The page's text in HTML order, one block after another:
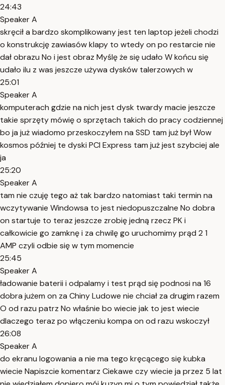
24:43
Speaker A
skręcił a bardzo skomplikowany jest ten laptop jeżeli chodzi
o konstrukcję zawiasów klapy to wtedy on po restarcie nie
dał obrazu No i jest obraz Myślę że się udało W końcu się
udało ilu z was jeszcze używa dysków talerzowych w
25:01
Speaker A
komputerach gdzie na nich jest dysk twardy macie jeszcze
takie sprzęty mówię o sprzętach takich do pracy codziennej
bo ja już wiadomo przeskoczyłem na SSD tam już był Wow
kosmos później te dyski PCI Express tam już jest szybciej ale
ja
25:20
Speaker A
tam nie czuję tego aż tak bardzo natomiast taki termin na
wczytywanie Windowsa to jest niedopuszczalne No dobra
on startuje to teraz jeszcze zrobię jedną rzecz PK i
całkowicie go zamknę i za chwilę go uruchomimy prąd 2 1
AMP czyli odbie się w tym momencie
25:45
Speaker A
ładowanie baterii i odpalamy i test prąd się podnosi na 16
dobra jużem on za Chiny Ludowe nie chciał za drugim razem
O od razu patrz No właśnie bo wiecie jak to jest wiecie
dlaczego teraz po włączeniu kompa on od razu wskoczył
26:08
Speaker A
do ekranu logowania a nie ma tego kręcącego się kubka
wiecie Napiszcie komentarz Ciekawe czy wiecie ja przez 5 lat